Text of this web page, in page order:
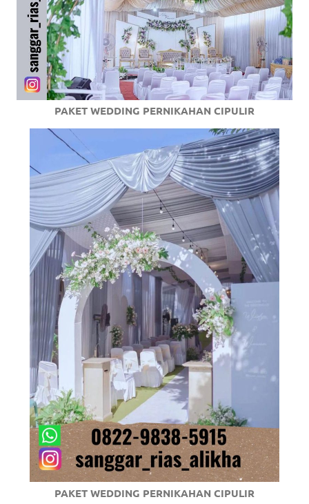
PAKET WEDDING PERNIKAHAN CIPULIR
PAKET WEDDING PERNIKAHAN CIPULIR